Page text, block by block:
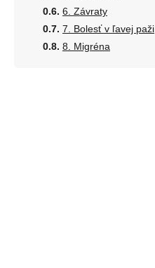
6. Závraty
7. Bolesť v ľavej paži
8. Migréna